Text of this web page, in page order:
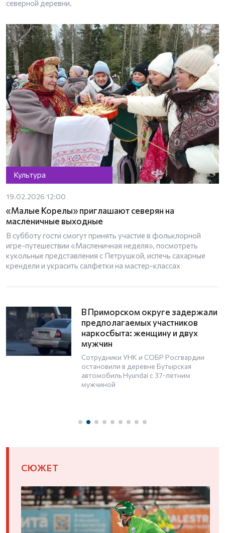
северной деревни.
Культура
19.02.2026 12:00
«Малые Корелы» приглашают северян на
масленичные выходные
В субботу гости смогут принять участие в фольклорной
игре-путешествии «Масленичная неделя», посмотреть
кукольные представления с Петрушкой, испечь сахарные
крендели и украсить салфетки на мастер-классах
В Приморском округе задержали
предполагаемых участников
наркосбыта: женщину и двух
мужчин
Сотрудники УНК и СОБР Росгвардии
остановили в деревне Бутырская
автомобиль Hyundai с 37-летним
мужчиной
СЮЖЕТ